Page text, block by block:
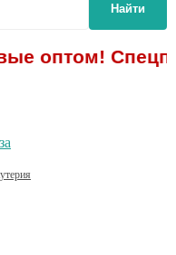
Найти
оптом!